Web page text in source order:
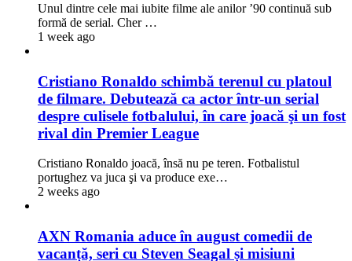
Unul dintre cele mai iubite filme ale anilor ’90 continuă sub
formă de serial. Cher …
1 week ago
Cristiano Ronaldo schimbă terenul cu platoul
de filmare. Debutează ca actor într-un serial
despre culisele fotbalului, în care joacă şi un fost
rival din Premier League
Cristiano Ronaldo joacă, însă nu pe teren. Fotbalistul
portughez va juca şi va produce exe…
2 weeks ago
AXN Romania aduce în august comedii de
vacanță, seri cu Steven Seagal și misiuni